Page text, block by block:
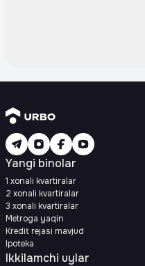
Yangi binolar
1 xonali kvartiralar
2 xonali kvartiralar
3 xonali kvartiralar
Metroga yaqin
Kredit rejasi mavjud
Ipoteka
Ikkilamchi uylar